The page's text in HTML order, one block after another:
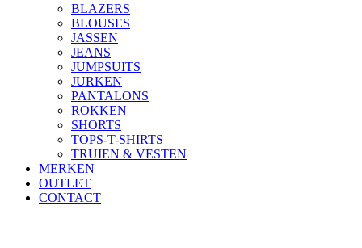
BLAZERS
BLOUSES
JASSEN
JEANS
JUMPSUITS
JURKEN
PANTALONS
ROKKEN
SHORTS
TOPS-T-SHIRTS
TRUIEN & VESTEN
MERKEN
OUTLET
CONTACT